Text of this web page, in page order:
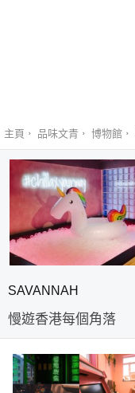
主頁 品味文青 博物館
SAVANNAH
慢遊香港每個角落